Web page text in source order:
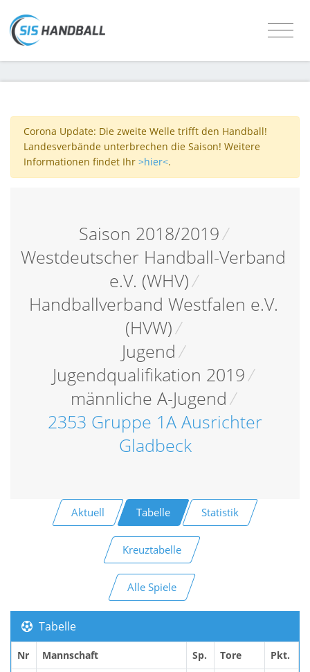
Corona Update: Die zweite Welle trifft den Handball!
Landesverbände unterbrechen die Saison! Weitere
Informationen findet Ihr >hier<.
Saison 2018/2019/
Westdeutscher Handball-Verband
e.V. (WHV)/
Handballverband Westfalen e.V.
(HVW)/
Jugend /
Jugendqualifikation 2019/
männliche A-Jugend /
2353 Gruppe 1A Ausrichter
Gladbeck
Aktuell Tabelle Statistik
Kreuztabelle
Alle Spiele
Tabelle
Nr Mannschaft Sp. Tore Pkt.